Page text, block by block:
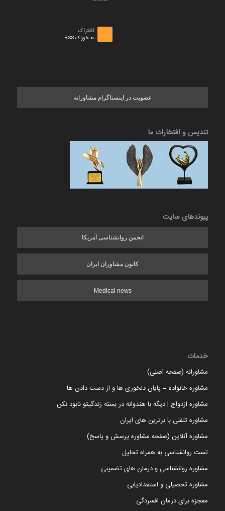
اشتراک
به خوراک RSS
عضویت در اینستاگرام مشاورانه
تندیس و افتخارات ما
پیوندهای سایت
انجمن روانشناسی آمریکا
کانون مشاوران ایران
Medical news
خدمات
مشاورانه (صفحه اصلی)
مشاوره خانواده = پایان دلخوری ها و از دست دادن ها
مشاوره ازدواج | دیگه با هندوانه در بسته زندگیتو نابود نکن
مشاوره تلفنی با برترین های ایران
مشاوره آنلاین (صفحه مشاوره پرسش و پاسخ)
تست روانشناسی به همراه تحلیل
مشاوره روانشناسی و درمان های تضمینی
مشاوره تحصیلی و استعدادیابی
معجزه برای درمان افسردگی